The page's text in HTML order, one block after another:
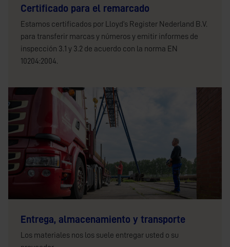
Certificado para el remarcado
Estamos certificados por Lloyd’s Register Nederland B.V.
para transferir marcas y números y emitir informes de
inspección 3.1 y 3.2 de acuerdo con la norma EN
10204:2004.
Entrega, almacenamiento y transporte
Los materiales nos los suele entregar usted o su